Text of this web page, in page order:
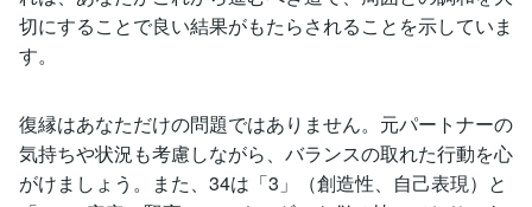
切にすることで良い結果がもたらされることを示していま
す。
復縁はあなただけの問題ではありません。元パートナーの
気持ちや状況も考慮しながら、バランスの取れた行動を心
がけましょう。また、34は「3」（創造性、自己表現）と